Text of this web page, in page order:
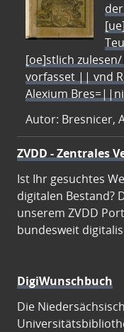
[oe]stlich
vorfasset || vnd
Alexium
Autor: Bresnicer,
ZVDD - Zentrales
Ist Ihr gesuchtes
digitalen Bestand?
unserem ZVDD
bundesweit
DigiWunschbuch
Die